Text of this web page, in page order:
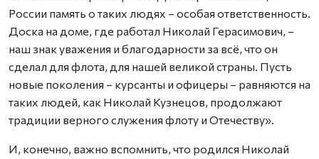
России память о таких людях – особая ответственность.
Доска на доме, где работал Николай Герасимович, –
наш знак уважения и благодарности за всё, что он
сделал для флота, для нашей великой страны. Пусть
новые поколения – курсанты и офицеры – равняются на
таких людей, как Николай Кузнецов, продолжают
традиции верного служения флоту и Отечеству».
И, конечно, важно вспомнить, что родился Николай